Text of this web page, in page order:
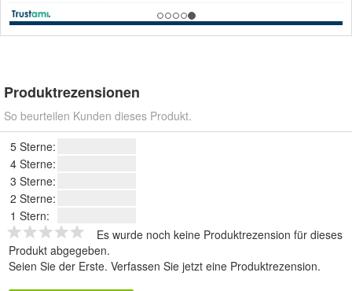
Produktrezensionen
So beurteilen Kunden dieses Produkt.
5 Sterne:
4 Sterne:
3 Sterne:
2 Sterne:
1 Stern:
Es wurde noch keine Produktrezension für dieses
Produkt abgegeben.
Seien Sie der Erste. Verfassen Sie jetzt eine Produktrezension.